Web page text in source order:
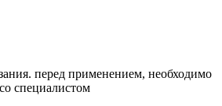
перед применением, необходимо
специалистом